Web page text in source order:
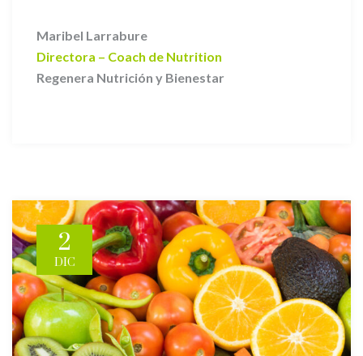
Maribel Larrabure
Directora – Coach de Nutrition
Regenera Nutrición y Bienestar
2
DIC